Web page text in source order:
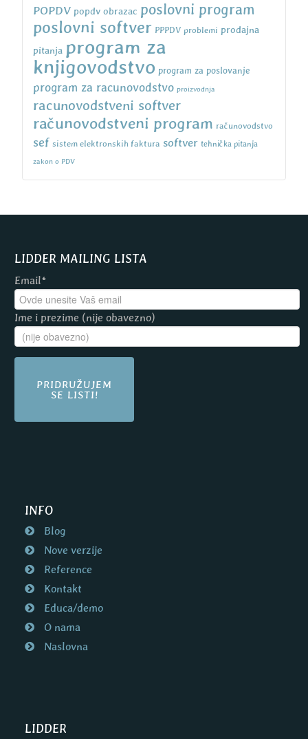
POPDV popdv obrazac poslovni program
poslovni softver PPPDV problemi prodajna
pitanja program za
knjigovodstvo program za poslovanje
program za racunovodstvo proizvodnja
racunovodstveni softver
računovodstveni program računovodstvo
sef sistem elektronskih faktura softver tehnička pitanja
zakon o PDV
LIDDER MAILING LISTA
Email*
Ime i prezime (nije obavezno)
PRIDRUŽUJEM
SE LISTI!
INFO
Blog
Nove verzije
Reference
Kontakt
Educa/demo
O nama
Naslovna
LIDDER